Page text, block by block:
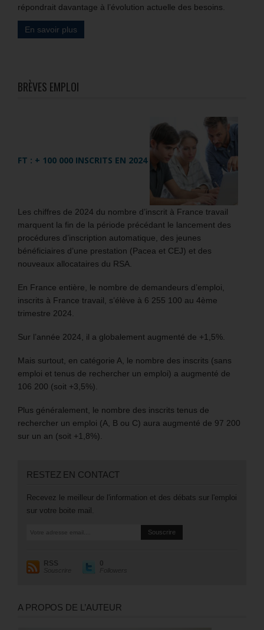
répondrait davantage à l’évolution actuelle des besoins.
En savoir plus
BRÈVES EMPLOI
FT : + 100 000 INSCRITS EN 2024
Les chiffres de 2024 du nombre d’inscrit à France travail
marquent la fin de la période précédant le lancement des
procédures d’inscription automatique, des jeunes
bénéficiaires d’une prestation (Pacea et CEJ) et des
nouveaux allocataires du RSA.
En France entière, le nombre de demandeurs d’emploi,
inscrits à France travail, s’élève à 6 255 100 au 4ème
trimestre 2024.
Sur l’année 2024, il a globalement augmenté de +1,5%.
Mais surtout, en catégorie A, le nombre des inscrits (sans
emploi et tenus de rechercher un emploi) a augmenté de
106 200 (soit +3,5%).
Plus généralement, le nombre des inscrits tenus de
rechercher un emploi (A, B ou C) aura augmenté de 97 200
sur un an (soit +1,8%).
RESTEZ EN CONTACT
Recevez le meilleur de l'information et des débats sur l'emploi
sur votre boite mail.
RSS
Souscrire
0
Followers
A PROPOS DE L’AUTEUR